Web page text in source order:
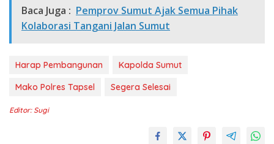
Baca Juga : Pemprov Sumut Ajak Semua Pihak
Kolaborasi Tangani Jalan Sumut
Harap Pembangunan
Kapolda Sumut
Mako Polres Tapsel
Segera Selesai
Editor: Sugi